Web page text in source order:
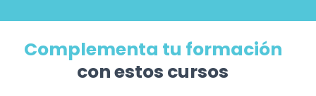
Complementa tu formación
con estos cursos